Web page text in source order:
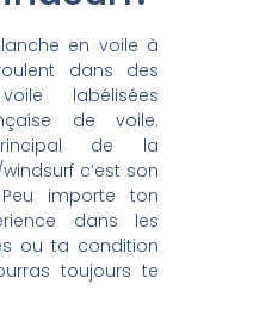
en voile à
dans des
labélisées
de voile.
de la
c’est son
importe ton
dans les
ou ta condition
toujours te